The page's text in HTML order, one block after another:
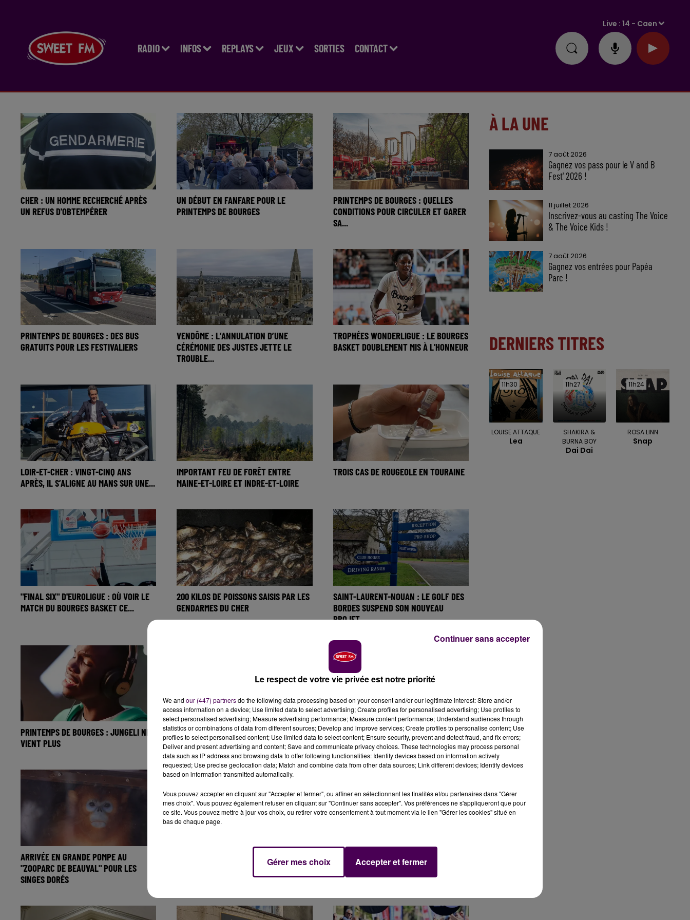
RADIO INFOS REPLAYS JEUX SORTIES CONTACT
Live :14 - Caen
CHER : UN HOMME RECHERCHÉ APRÈS
UN REFUS D'OBTEMPÉRER
UN DÉBUT EN FANFARE POUR LE
PRINTEMPS DE BOURGES
PRINTEMPS DE BOURGES : QUELLES
CONDITIONS POUR CIRCULER ET GARER
SA...
PRINTEMPS DE BOURGES : DES BUS
GRATUITS POUR LES FESTIVALIERS
VENDÔME : L’ANNULATION D’UNE
CÉRÉMONIE DES JUSTES JETTE LE
TROUBLE...
TROPHÉES WONDERLIGUE : LE BOURGES
BASKET DOUBLEMENT MIS À L'HONNEUR
LOIR-ET-CHER : VINGT-CINQ ANS
APRÈS, IL S’ALIGNE AU MANS SUR UNE...
IMPORTANT FEU DE FORÊT ENTRE
MAINE-ET-LOIRE ET INDRE-ET-LOIRE
TROIS CAS DE ROUGEOLE EN TOURAINE
"FINAL SIX" D'EUROLIGUE : OÙ VOIR LE
MATCH DU BOURGES BASKET CE...
200 KILOS DE POISSONS SAISIS PAR LES
GENDARMES DU CHER
SAINT-LAURENT-NOUAN : LE GOLF DES
BORDES SUSPEND SON NOUVEAU
PROJET...
PRINTEMPS DE BOURGES : JUNGELI NE
VIENT PLUS
UN VÉHICULE DE VINCI PERCUTÉ SUR
L'A10 ENTRE BLOIS ET MER
PARTIS POUR UNE CROISIÈRE
FERROVIAIRE ENTRE BERRY ET MAINE
ARRIVÉE EN GRANDE POMPE AU
"ZOOPARC DE BEAUVAL" POUR LES
SINGES DORÉS
BLOIS : UN BAR DE LA PLACE AVE-
MARIA FERMÉ UNE SEMAINE
INCENDIE EN GARE DE TOURS : DES
PERTURBATIONS JUSQUE MI-AVRIL
À LA UNE
7 août 2026
Gagnez vos pass pour le V and B
Fest' 2026 !
11 juillet 2026
Inscrivez-vous au casting The Voice
& The Voice Kids !
7 août 2026
Gagnez vos entrées pour Papéa
Parc !
DERNIERS TITRES
11h30
11h30
LOUISE ATTAQUE
Lea
11h27
11h27
SHAKIRA &
BURNA BOY
Dai Dai
11h24
11h24
ROSA LINN
Snap
Le respect de votre vie privée est notre priorité
We and our (447) partnersdo the following data processing based on your consent and/or our legitimate interest: Store and/or
access information on a device; Use limited data to select advertising; Create profiles for personalised advertising; Use profiles to
select personalised advertising; Measure advertising performance; Measure content performance; Understand audiences through
statistics or combinations of data from different sources; Develop and improve services; Create profiles to personalise content; Use
profiles to select personalised content; Use limited data to select content; Ensure security, prevent and detect fraud, and fix errors;
Deliver and present advertising and content; Save and communicate privacy choices. These technologies may process personal
data such as IP address and browsing data to offer following functionalities: Identify devices based on information actively
requested; Use precise geolocation data; Match and combine data from other data sources; Link different devices; Identify devices
based on information transmitted automatically.
Vous pouvez accepter en cliquant sur "Accepter et fermer", ou affiner en sélectionnant les finalités et/ou partenaires dans "Gérer
mes choix". Vous pouvez également refuser en cliquant sur "Continuer sans accepter". Vos préférences ne s'appliqueront que pour
ce site. Vous pouvez mettre à jour vos choix, ou retirer votre consentement à tout moment via le lien "Gérer les cookies" situé en
bas de chaque page.
Gérer mes choix Accepter et fermer
Continuer sans accepter